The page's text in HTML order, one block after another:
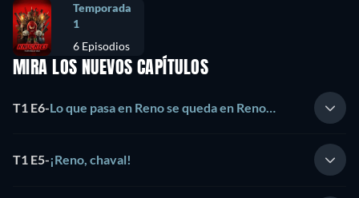
Temporada
1
6 Episodios
MIRA LOS NUEVOS CAPÍTULOS
T1 E6-Lo que pasa en Reno se queda en Reno…
T1 E5-¡Reno, chaval!